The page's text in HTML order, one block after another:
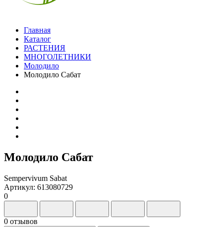
Главная
Каталог
РАСТЕНИЯ
МНОГОЛЕТНИКИ
Молодило
Молодило Сабат
Молодило Сабат
Sempervivum Sabat
Артикул: 613080729
0
0 отзывов